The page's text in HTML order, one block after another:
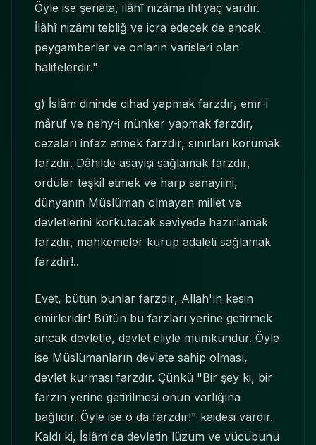
Öyle ise şeriata, ilâhî nizâma ihtiyaç vardır.
İlâhî nizâmı tebliğ ve icra edecek de ancak
peygamberler ve onların varisleri olan
halifelerdir."
g) İslâm dininde cihad yapmak farzdır, emr-i
mâruf ve nehy-i münker yapmak farzdır,
cezaları infaz etmek farzdır, sınırları korumak
farzdır. Dâhilde asayişi sağlamak farzdır,
ordular teşkil etmek ve harp sanayiini,
dünyanın Müslüman olmayan millet ve
devletlerini korkutacak seviyede hazırlamak
farzdır, mahkemeler kurup adaleti sağlamak
farzdır!..
Evet, bütün bunlar farzdır, Allah'ın kesin
emirleridir! Bütün bu farzları yerine getirmek
ancak devletle, devlet eliyle mümkündür. Öyle
ise Müslümanların devlete sahip olması,
devlet kurması farzdır. Çünkü "Bir şey ki, bir
farzın yerine getirilmesi onun varlığına
bağlıdır. Öyle ise o da farzdır!" kaidesi vardır.
Kaldı ki, İslâm'da devletin lüzum ve vücubunu